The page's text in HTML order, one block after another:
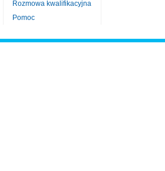
Rozmowa kwalifikacyjna
Pomoc